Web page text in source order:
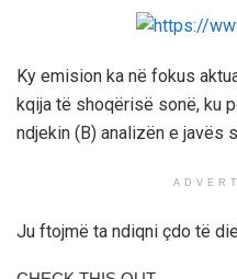
Ky emision ka në fokus
kqija të shoqërisë sonë, ku
ndjekin (B) analizën e javës
Ju ftojmë ta ndiqni çdo të